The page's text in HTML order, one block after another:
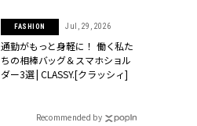
FASHION Jul, 29, 2026
通勤がもっと身軽に！ 働く私た
ちの相棒バッグ＆スマホショル
ダー3選 | CLASSY.[クラッシィ]
Recommended by